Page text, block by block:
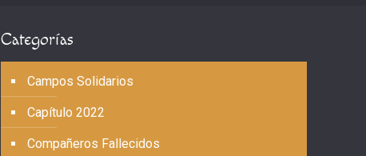
Categorías
Campos Solidarios
Capítulo 2022
Compañeros Fallecidos